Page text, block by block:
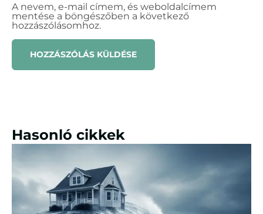
A nevem, e-mail címem, és weboldalcímem
mentése a böngészőben a következő
hozzászólásomhoz.
Hasonló cikkek